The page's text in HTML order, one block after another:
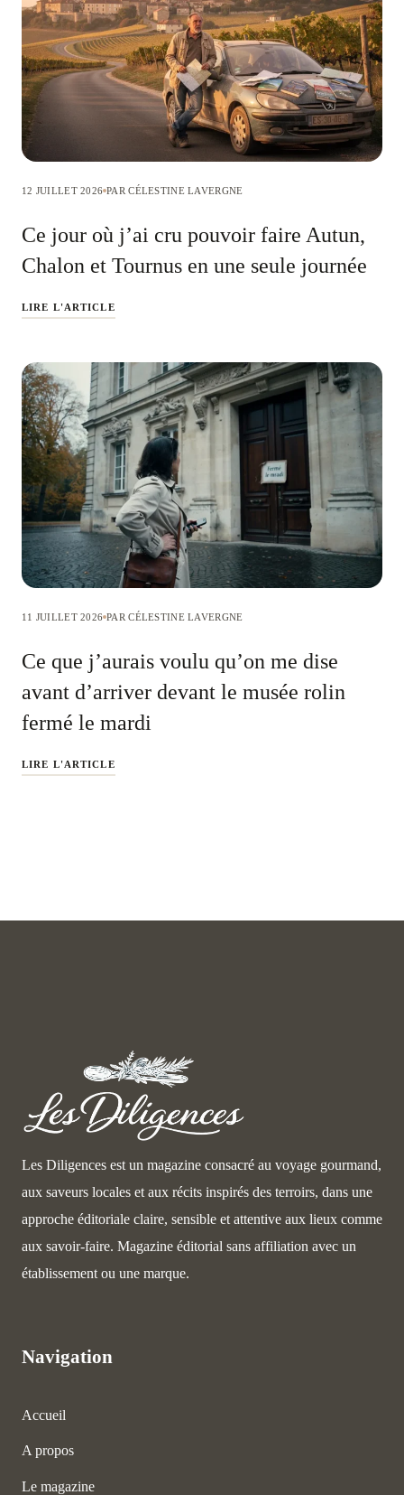
12 JUILLET 2026 PAR CÉLESTINE LAVERGNE
Ce jour où j’ai cru pouvoir faire Autun,
Chalon et Tournus en une seule journée
LIRE L'ARTICLE
11 JUILLET 2026 PAR CÉLESTINE LAVERGNE
Ce que j’aurais voulu qu’on me dise
avant d’arriver devant le musée rolin
fermé le mardi
LIRE L'ARTICLE
Les Diligences est un magazine consacré au voyage gourmand,
aux saveurs locales et aux récits inspirés des terroirs, dans une
approche éditoriale claire, sensible et attentive aux lieux comme
aux savoir-faire. Magazine éditorial sans affiliation avec un
établissement ou une marque.
Navigation
Accueil
A propos
Le magazine